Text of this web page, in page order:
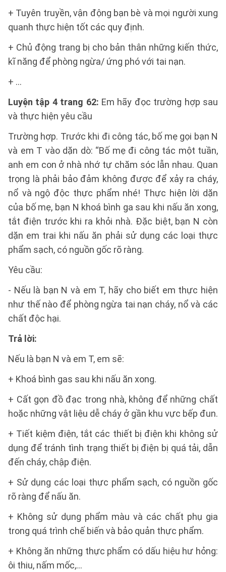
+ Tuyên truyền, vận động bạn bè và mọi người xung
quanh thực hiện tốt các quy định.
+ Chủ động trang bị cho bản thân những kiến thức,
kĩ năng để phòng ngừa/ ứng phó với tai nạn.
+ …
Luyện tập 4 trang 62: Em hãy đọc trường hợp sau
và thực hiện yêu cầu
Trường hợp. Trước khi đi công tác, bố mẹ gọi bạn N
và em T vào dặn dò: “Bố mẹ đi công tác một tuần,
anh em con ở nhà nhớ tự chăm sóc lẫn nhau. Quan
trọng là phải bảo đảm không được để xảy ra cháy,
nổ và ngộ độc thực phẩm nhé! Thực hiện lời dặn
của bố mẹ, bạn N khoá bình ga sau khi nấu ăn xong,
tắt điện trước khi ra khỏi nhà. Đặc biệt, bạn N còn
dặn em trai khi nấu ăn phải sử dụng các loại thực
phẩm sạch, có nguồn gốc rõ ràng.
Yêu cầu:
- Nếu là bạn N và em T, hãy cho biết em thực hiện
như thế nào để phòng ngừa tai nạn cháy, nổ và các
chất độc hại.
Trả lời:
Nếu là bạn N và em T, em sẽ:
+ Khoá bình gas sau khi nấu ăn xong.
+ Cất gọn đồ đạc trong nhà, không để những chất
hoặc những vật liệu dễ cháy ở gần khu vực bếp đun.
+ Tiết kiệm điện, tắt các thiết bị điện khi không sử
dụng để tránh tình trạng thiết bị điện bị quá tải, dẫn
đến cháy, chập điện.
+ Sử dụng các loại thực phẩm sạch, có nguồn gốc
rõ ràng để nấu ăn.
+ Không sử dụng phẩm màu và các chất phụ gia
trong quá trình chế biến và bảo quản thực phẩm.
+ Không ăn những thực phẩm có dấu hiệu hư hỏng:
ôi thiu, nấm mốc,…